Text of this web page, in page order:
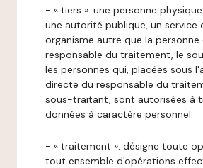
- « tiers »: une personne
une autorité publique, un service
organisme autre que la personne
responsable du traitement, le
les personnes qui, placées sous
directe du responsable du
sous-traitant, sont autorisées à
données à caractère personnel.
- « traitement »: désigne toute
tout ensemble d'opérations